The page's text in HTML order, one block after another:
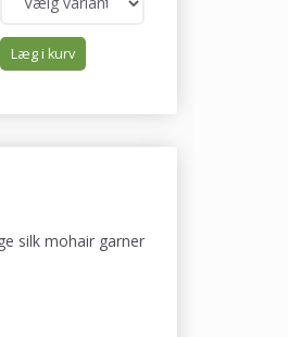
Læg i kurv
silk mohair garner